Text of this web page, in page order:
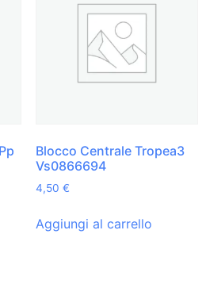
Blocco Centrale Tropea3
Vs0866694
4,50 €
Aggiungi al carrello